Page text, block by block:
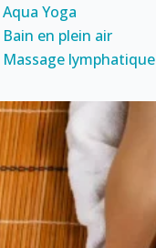
Aqua Yoga
Bain en plein air
Massage lymphatique